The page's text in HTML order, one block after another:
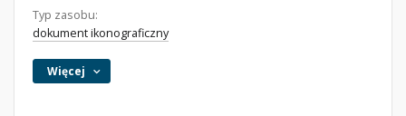
Typ zasobu:
dokument ikonograficzny
Więcej